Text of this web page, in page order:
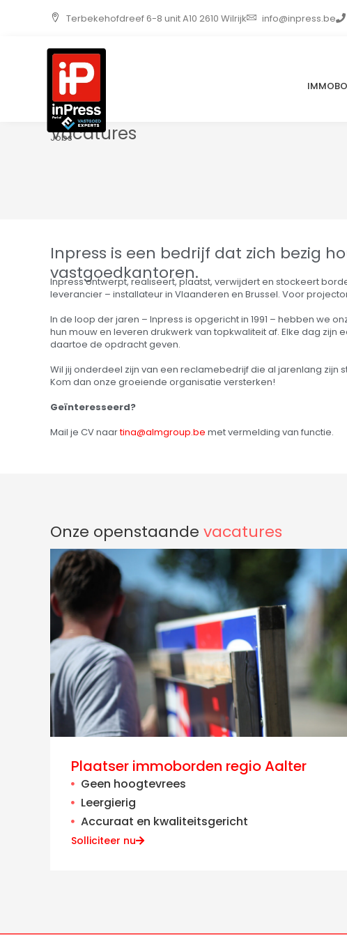
Terbekehofdreef 6-8 unit A10 2610 Wilrijk info@inpress.be
Vacatures
Jobs
Inpress is een bedrijf dat zich bezig
vastgoedkantoren.
Inpress ontwerpt, realiseert, plaatst, verwijdert en stockeert
leverancier – installateur in Vlaanderen en Brussel. Voor
In de loop der jaren – Inpress is opgericht in 1991 – hebben we
hun mouw en leveren drukwerk van topkwaliteit af. Elke dag
daartoe de opdracht geven.
Wil jij onderdeel zijn van een reclamebedrijf die al jarenlang zijn
Kom dan onze groeiende organisatie versterken!
Geïnteresseerd?
Mail je CV naartina@almgroup.be met vermelding van functie.
Onze openstaande vacatures
Plaatser immoborden regio Aalter
Geen hoogtevrees
Leergierig
Accuraat en kwaliteitsgericht
Solliciteer nu